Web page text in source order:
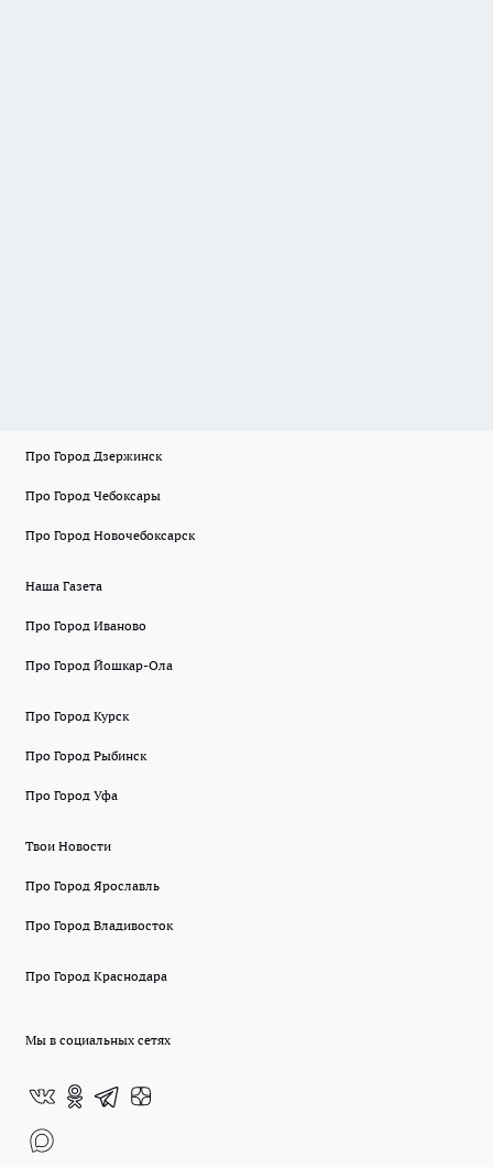
Про Город Дзержинск
Про Город Чебоксары
Про Город Новочебоксарск
Наша Газета
Про Город Иваново
Про Город Йошкар-Ола
Про Город Курск
Про Город Рыбинск
Про Город Уфа
Твои Новости
Про Город Ярославль
Про Город Владивосток
Про Город Краснодара
Мы в социальных сетях